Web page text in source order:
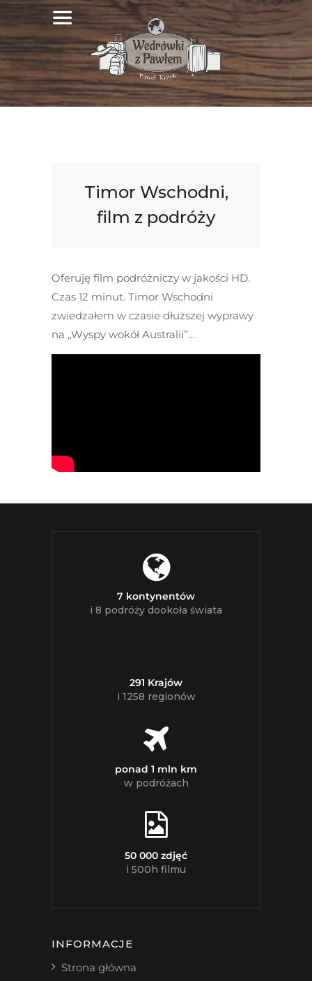
Timor Wschodni,
film z podróży
Oferuję film podróżniczy w jakości HD.
Czas 12 minut. Timor Wschodni
zwiedzałem w czasie dłuższej wyprawy
na „Wyspy wokół Australii”…
7 kontynentów
i 8 podróży dookoła świata
291 Krajów
i 1258 regionów
ponad 1 mln km
w podróżach
50 000 zdjęć
i 500h filmu
INFORMACJE
Strona główna